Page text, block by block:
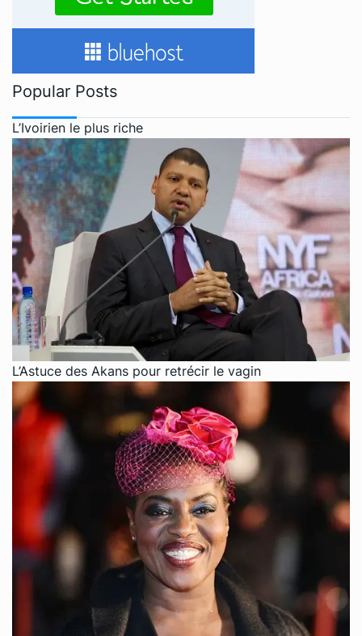
Popular Posts
L’Ivoirien le plus riche
L’Astuce des Akans pour retrécir le vagin